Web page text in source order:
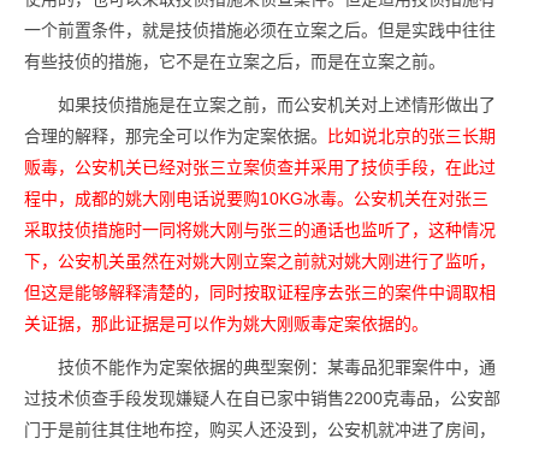
一个前置条件，就是技侦措施必须在立案之后。但是实践中往往
有些技侦的措施，它不是在立案之后，而是在立案之前。
如果技侦措施是在立案之前，而公安机关对上述情形做出了
合理的解释，那完全可以作为定案依据。
比如说北京的张三长期
贩毒，公安机关已经对张三立案侦查并采用了技侦手段，在此过
程中，成都的姚大刚电话说要购10KG冰毒。公安机关在对张三
采取技侦措施时一同将姚大刚与张三的通话也监听了，这种情况
下，公安机关虽然在对姚大刚立案之前就对姚大刚进行了监听，
但这是能够解释清楚的，同时按取证程序去张三的案件中调取相
关证据，那此证据是可以作为姚大刚贩毒定案依据的。
技侦不能作为定案依据的典型案例：某毒品犯罪案件中，通
过技术侦查手段发现嫌疑人在自已家中销售2200克毒品，公安部
门于是前往其住地布控，购买人还没到，公安机就冲进了房间，